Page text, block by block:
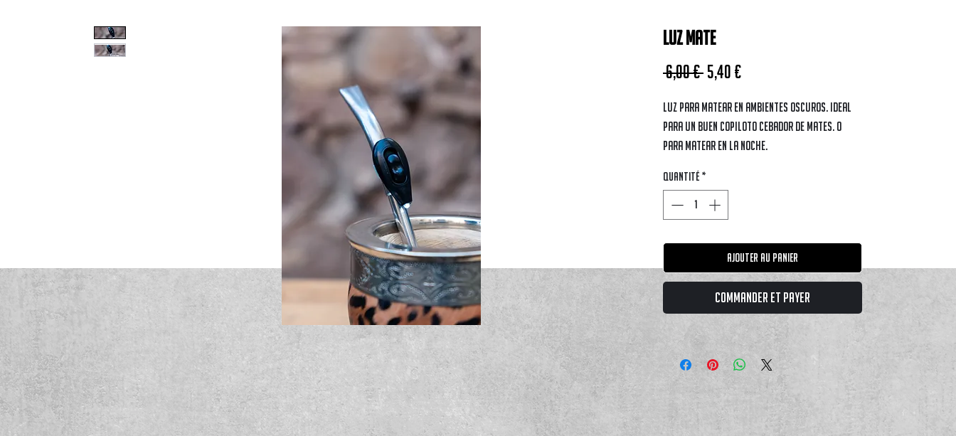
Luz mate
6,00 € Prix original
5,40 €
Luz para matear en ambientes oscuros. Ideal
para un buen copiloto cebador de mates. O
para matear en la noche.
Quantité *
Ajouter au panier
Commander et payer